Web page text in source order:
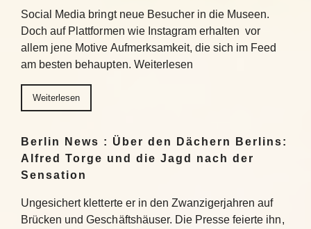
Social Media bringt neue Besucher in die Museen.
Doch auf Plattformen wie Instagram erhalten vor
allem jene Motive Aufmerksamkeit, die sich im Feed
am besten behaupten. Weiterlesen
Weiterlesen
Berlin News : Über den Dächern Berlins:
Alfred Torge und die Jagd nach der
Sensation
Ungesichert kletterte er in den Zwanzigerjahren auf
Brücken und Geschäftshäuser. Die Presse feierte ihn,